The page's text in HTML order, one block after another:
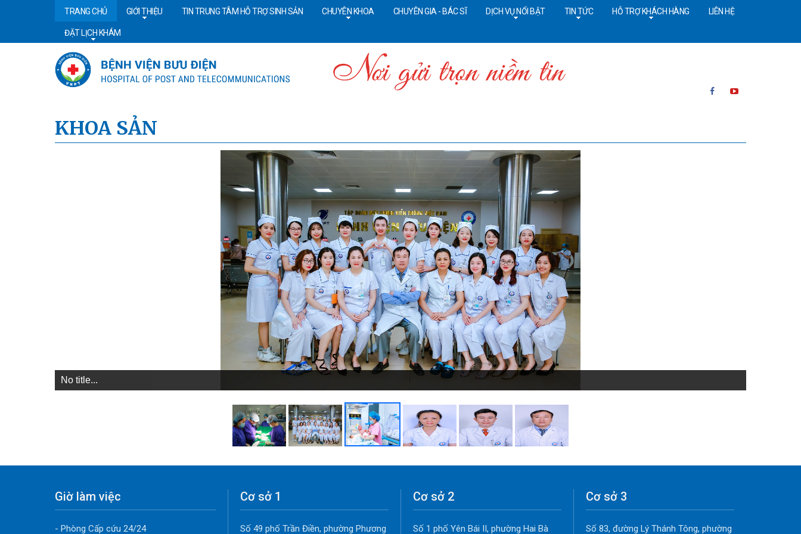
TRANG CHỦ GIỚI THIỆU TIN TRUNG TÂM HỖ TRỢ SINH SẢN CHUYÊN KHOA CHUYÊN GIA - BÁC SĨ DỊCH VỤ NỔI BẬT TIN TỨC HỖ TRỢ KHÁCH HÀNG LIÊN HỆ
ĐẶT LỊCH KHÁM
KHOA SẢN
No title...
Giờ làm việc
- Phòng Cấp cứu 24/24
Cơ sở 1
Số 49 phố Trần Điền, phường Phương
Cơ sở 2
Số 1 phố Yên Bái II, phường Hai Bà
Cơ sở 3
Số 83, đường Lý Thánh Tông, phường